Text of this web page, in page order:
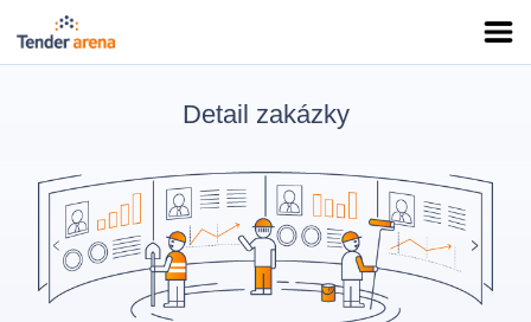
Detail zakázky